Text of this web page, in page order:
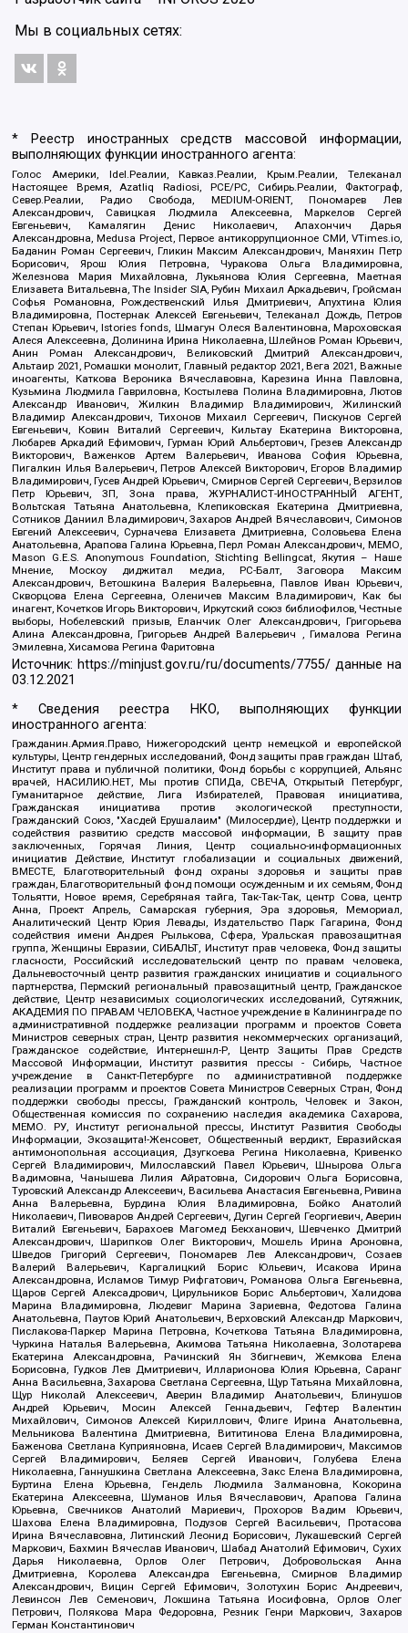
Мы в социальных сетях:
* Реестр иностранных средств массовой информации,
выполняющих функции иностранного агента:
Голос Америки, Idel.Реалии, Кавказ.Реалии, Крым.Реалии, Телеканал
Настоящее Время, Azatliq Radiosi, PCE/PC, Сибирь.Реалии, Фактограф,
Север.Реалии, Радио Свобода, MEDIUM-ORIENT, Пономарев Лев
Александрович, Савицкая Людмила Алексеевна, Маркелов Сергей
Евгеньевич, Камалягин Денис Николаевич, Апахончич Дарья
Александровна, Medusa Project, Первое антикоррупционное СМИ, VTimes.io,
Баданин Роман Сергеевич, Гликин Максим Александрович, Маняхин Петр
Борисович, Ярош Юлия Петровна, Чуракова Ольга Владимировна,
Железнова Мария Михайловна, Лукьянова Юлия Сергеевна, Маетная
Елизавета Витальевна, The Insider SIA, Рубин Михаил Аркадьевич, Гройсман
Софья Романовна, Рождественский Илья Дмитриевич, Апухтина Юлия
Владимировна, Постернак Алексей Евгеньевич, Телеканал Дождь, Петров
Степан Юрьевич, Istories fonds, Шмагун Олеся Валентиновна, Мароховская
Алеся Алексеевна, Долинина Ирина Николаевна, Шлейнов Роман Юрьевич,
Анин Роман Александрович, Великовский Дмитрий Александрович,
Альтаир 2021, Ромашки монолит, Главный редактор 2021, Вега 2021, Важные
иноагенты, Каткова Вероника Вячеславовна, Карезина Инна Павловна,
Кузьмина Людмила Гавриловна, Костылева Полина Владимировна, Лютов
Александр Иванович, Жилкин Владимир Владимирович, Жилинский
Владимир Александрович, Тихонов Михаил Сергеевич, Пискунов Сергей
Евгеньевич, Ковин Виталий Сергеевич, Кильтау Екатерина Викторовна,
Любарев Аркадий Ефимович, Гурман Юрий Альбертович, Грезев Александр
Викторович, Важенков Артем Валерьевич, Иванова София Юрьевна,
Пигалкин Илья Валерьевич, Петров Алексей Викторович, Егоров Владимир
Владимирович, Гусев Андрей Юрьевич, Смирнов Сергей Сергеевич, Верзилов
Петр Юрьевич, ЗП, Зона права, ЖУРНАЛИСТ-ИНОСТРАННЫЙ АГЕНТ,
Вольтская Татьяна Анатольевна, Клепиковская Екатерина Дмитриевна,
Сотников Даниил Владимирович, Захаров Андрей Вячеславович, Симонов
Евгений Алексеевич, Сурначева Елизавета Дмитриевна, Соловьева Елена
Анатольевна, Арапова Галина Юрьевна, Перл Роман Александрович, МЕМО,
Mason G.E.S. Anonymous Foundation, Stichting Bellingcat, Якутия – Наше
Мнение, Москоу диджитал медиа, РС-Балт, Заговора Максим
Александрович, Ветошкина Валерия Валерьевна, Павлов Иван Юрьевич,
Скворцова Елена Сергеевна, Оленичев Максим Владимирович, Как бы
инагент, Кочетков Игорь Викторович, Иркутский союз библиофилов, Честные
выборы, Нобелевский призыв, Еланчик Олег Александрович, Григорьева
Алина Александровна, Григорьев Андрей Валерьевич , Гималова Регина
Эмилевна, Хисамова Регина Фаритовна
Источник: https://minjust.gov.ru/ru/documents/7755/ данные на
03.12.2021
* Сведения реестра НКО, выполняющих функции
иностранного агента:
Гражданин.Армия.Право, Нижегородский центр немецкой и европейской
культуры, Центр гендерных исследований, Фонд защиты прав граждан Штаб,
Институт права и публичной политики, Фонд борьбы с коррупцией, Альянс
врачей, НАСИЛИЮ.НЕТ, Мы против СПИДа, СВЕЧА, Открытый Петербург,
Гуманитарное действие, Лига Избирателей, Правовая инициатива,
Гражданская инициатива против экологической преступности,
Гражданский Союз, "Хасдей Ерушалаим" (Милосердие), Центр поддержки и
содействия развитию средств массовой информации, В защиту прав
заключенных, Горячая Линия, Центр социально-информационных
инициатив Действие, Институт глобализации и социальных движений,
ВМЕСТЕ, Благотворительный фонд охраны здоровья и защиты прав
граждан, Благотворительный фонд помощи осужденным и их семьям, Фонд
Тольятти, Новое время, Серебряная тайга, Так-Так-Так, центр Сова, центр
Анна, Проект Апрель, Самарская губерния, Эра здоровья, Мемориал,
Аналитический Центр Юрия Левады, Издательство Парк Гагарина, Фонд
содействия имени Андрея Рылькова, Сфера, Уральская правозащитная
группа, Женщины Евразии, СИБАЛЬТ, Институт прав человека, Фонд защиты
гласности, Российский исследовательский центр по правам человека,
Дальневосточный центр развития гражданских инициатив и социального
партнерства, Пермский региональный правозащитный центр, Гражданское
действие, Центр независимых социологических исследований, Сутяжник,
АКАДЕМИЯ ПО ПРАВАМ ЧЕЛОВЕКА, Частное учреждение в Калининграде по
административной поддержке реализации программ и проектов Совета
Министров северных стран, Центр развития некоммерческих организаций,
Гражданское содействие, Интернешнл-Р, Центр Защиты Прав Средств
Массовой Информации, Институт развития прессы - Сибирь, Частное
учреждение в Санкт-Петербурге по административной поддержке
реализации программ и проектов Совета Министров Северных Стран, Фонд
поддержки свободы прессы, Гражданский контроль, Человек и Закон,
Общественная комиссия по сохранению наследия академика Сахарова,
МЕМО. РУ, Институт региональной прессы, Институт Развития Свободы
Информации, Экозащита!-Женсовет, Общественный вердикт, Евразийская
антимонопольная ассоциация, Дзугкоева Регина Николаевна, Кривенко
Сергей Владимирович, Милославский Павел Юрьевич, Шнырова Ольга
Вадимовна, Чанышева Лилия Айратовна, Сидорович Ольга Борисовна,
Туровский Александр Алексеевич, Васильева Анастасия Евгеньевна, Ривина
Анна Валерьевна, Бурдина Юлия Владимировна, Бойко Анатолий
Николаевич, Пивоваров Андрей Сергеевич, Дугин Сергей Георгиевич, Аверин
Виталий Евгеньевич, Барахоев Магомед Бекханович, Шевченко Дмитрий
Александрович, Шарипков Олег Викторович, Мошель Ирина Ароновна,
Шведов Григорий Сергеевич, Пономарев Лев Александрович, Созаев
Валерий Валерьевич, Каргалицкий Борис Юльевич, Исакова Ирина
Александровна, Исламов Тимур Рифгатович, Романова Ольга Евгеньевна,
Щаров Сергей Алексадрович, Цирульников Борис Альбертович, Халидова
Марина Владимировна, Людевиг Марина Зариевна, Федотова Галина
Анатольевна, Паутов Юрий Анатольевич, Верховский Александр Маркович,
Пислакова-Паркер Марина Петровна, Кочеткова Татьяна Владимировна,
Чуркина Наталья Валерьевна, Акимова Татьяна Николаевна, Золотарева
Екатерина Александровна, Рачинский Ян Збигневич, Жемкова Елена
Борисовна, Гудков Лев Дмитриевич, Илларионова Юлия Юрьевна, Саранг
Анна Васильевна, Захарова Светлана Сергеевна, Щур Татьяна Михайловна,
Щур Николай Алексеевич, Аверин Владимир Анатольевич, Блинушов
Андрей Юрьевич, Мосин Алексей Геннадьевич, Гефтер Валентин
Михайлович, Симонов Алексей Кириллович, Флиге Ирина Анатольевна,
Мельникова Валентина Дмитриевна, Вититинова Елена Владимировна,
Баженова Светлана Куприяновна, Исаев Сергей Владимирович, Максимов
Сергей Владимирович, Беляев Сергей Иванович, Голубева Елена
Николаевна, Ганнушкина Светлана Алексеевна, Закс Елена Владимировна,
Буртина Елена Юрьевна, Гендель Людмила Залмановна, Кокорина
Екатерина Алексеевна, Шуманов Илья Вячеславович, Арапова Галина
Юрьевна, Свечников Анатолий Мариевич, Прохоров Вадим Юрьевич,
Шахова Елена Владимировна, Подузов Сергей Васильевич, Протасова
Ирина Вячеславовна, Литинский Леонид Борисович, Лукашевский Сергей
Маркович, Бахмин Вячеслав Иванович, Шабад Анатолий Ефимович, Сухих
Дарья Николаевна, Орлов Олег Петрович, Добровольская Анна
Дмитриевна, Королева Александра Евгеньевна, Смирнов Владимир
Александрович, Вицин Сергей Ефимович, Золотухин Борис Андреевич,
Левинсон Лев Семенович, Локшина Татьяна Иосифовна, Орлов Олег
Петрович, Полякова Мара Федоровна, Резник Генри Маркович, Захаров
Герман Константинович